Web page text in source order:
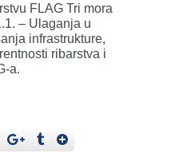
FLAG Tri mora
– Ulaganja u
infrastrukture,
ribarstva i
a.